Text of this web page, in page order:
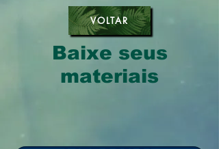
VOLTAR
Baixe seus
materiais